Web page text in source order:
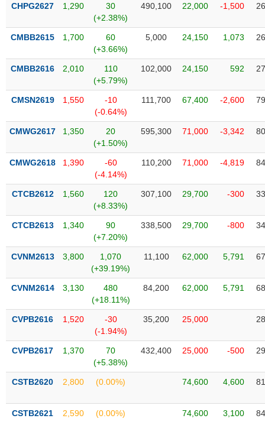
CHPG2627 1,290
30
(+2.38%)
490,100 22,000 -1,500
CMBB2615 1,700
60
(+3.66%)
5,000 24,150 1,073
CMBB2616 2,010
110
(+5.79%)
102,000 24,150 592
CMSN2619 1,550
-10
(-0.64%)
111,700 67,400 -2,600
CMWG2617 1,350
20
(+1.50%)
595,300 71,000 -3,342
CMWG2618 1,390
-60
(-4.14%)
110,200 71,000 -4,819
CTCB2612 1,560
120
(+8.33%)
307,100 29,700 -300
CTCB2613 1,340
90
(+7.20%)
338,500 29,700 -800
CVNM2613 3,800
1,070
(+39.19%)
11,100 62,000 5,791
CVNM2614 3,130
480
(+18.11%)
84,200 62,000 5,791
CVPB2616 1,520
-30
(-1.94%)
35,200 25,000
CVPB2617 1,370
70
(+5.38%)
432,400 25,000 -500
CSTB2620 2,800 (0.00%) 74,600 4,600
CSTB2621 2,590 (0.00%) 74,600 3,100
YẾU
TIÊU
THIẾT
YẾU
CHĂM
SỨC
TÀI
TIN